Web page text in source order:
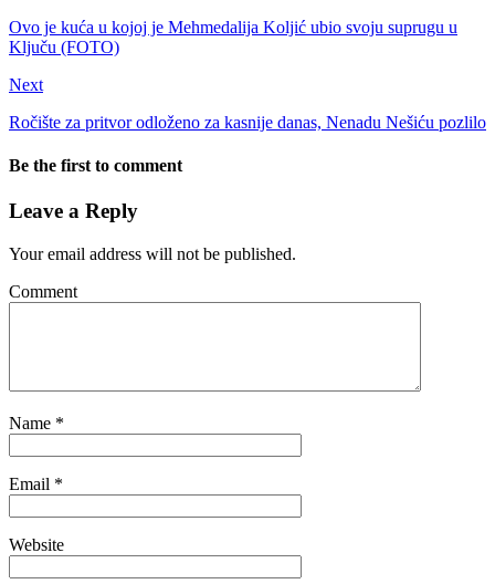
Ovo je kuća u kojoj je Mehmedalija Koljić ubio svoju suprugu u
Ključu (FOTO)
Next
Ročište za pritvor odloženo za kasnije danas, Nenadu Nešiću pozlilo
Be the first to comment
Leave a Reply
Your email address will not be published.
Comment
Name *
Email *
Website